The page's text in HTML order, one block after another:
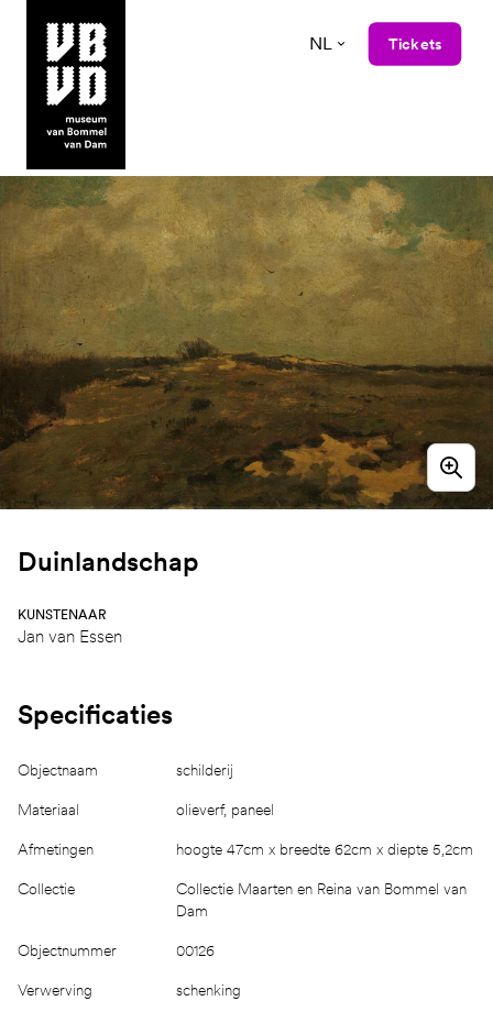
museum van Bommel van Dam
NL Tickets
Duinlandschap
KUNSTENAAR
Jan van Essen
Specificaties
Objectnaam schilderij
Materiaal olieverf, paneel
Afmetingen hoogte 47cm x breedte 62cm x diepte 5,2cm
Collectie
Collectie Maarten en Reina van Bommel van
Dam
Objectnummer 00126
Verwerving schenking